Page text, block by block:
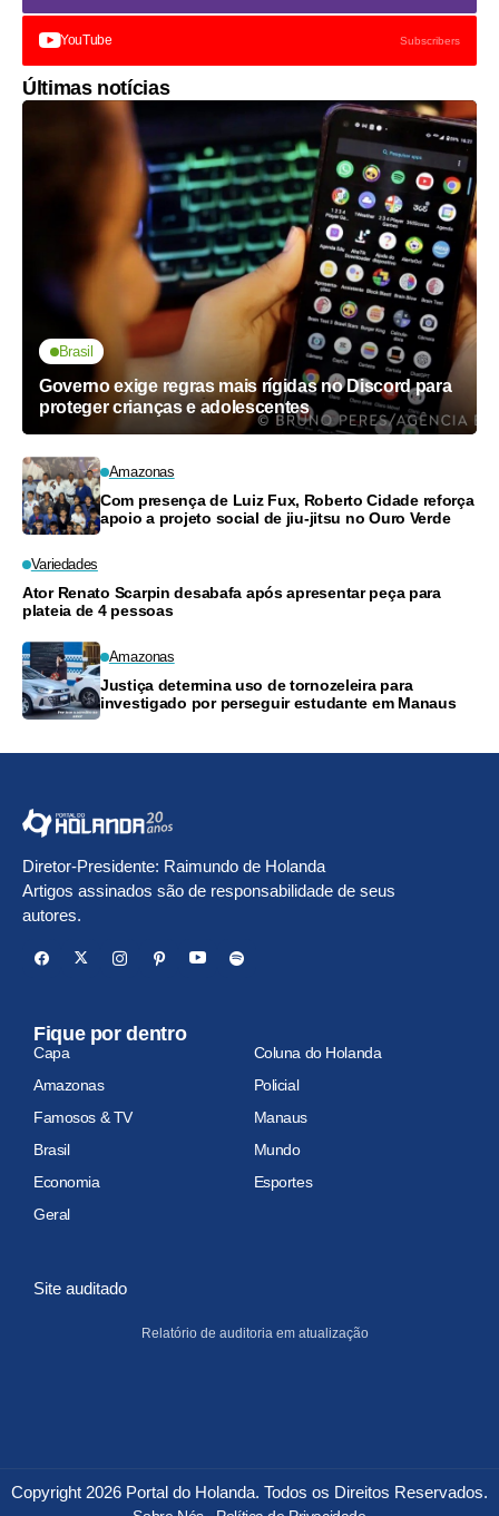
YouTube Subscribers
Últimas notícias
Brasil
Governo exige regras mais rígidas no Discord para
proteger crianças e adolescentes
Amazonas
Com presença de Luiz Fux, Roberto Cidade reforça
apoio a projeto social de jiu-jitsu no Ouro Verde
Variedades
Ator Renato Scarpin desabafa após apresentar peça para
plateia de 4 pessoas
Amazonas
Justiça determina uso de tornozeleira para
investigado por perseguir estudante em Manaus
Diretor-Presidente: Raimundo de Holanda
Artigos assinados são de responsabilidade de seus
autores.
Fique por dentro
Capa
Coluna do Holanda
Amazonas
Policial
Famosos & TV
Manaus
Brasil
Mundo
Economia
Esportes
Geral
Site auditado
Relatório de auditoria em atualização
Copyright 2026 Portal do Holanda. Todos os Direitos Reservados.